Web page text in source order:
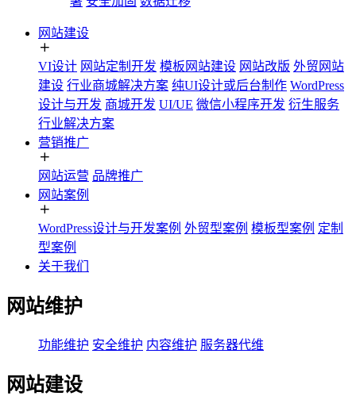
网站建设
VI设计 网站定制开发 模板网站建设 网站改版 外贸网站
建设 行业商城解决方案 纯UI设计或后台制作 WordPress
设计与开发 商城开发 UI/UE 微信小程序开发 衍生服务
行业解决方案
营销推广
网站运营 品牌推广
网站案例
WordPress设计与开发案例 外贸型案例 模板型案例 定制
型案例
关于我们
网站维护
功能维护 安全维护 内容维护 服务器代维
网站建设